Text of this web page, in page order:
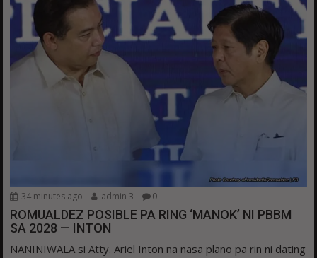
34 minutes ago admin 3 0
ROMUALDEZ POSIBLE PA RING ‘MANOK’ NI PBBM
SA 2028 — INTON
NANINIWALA si Atty. Ariel Inton na nasa plano pa rin ni dating